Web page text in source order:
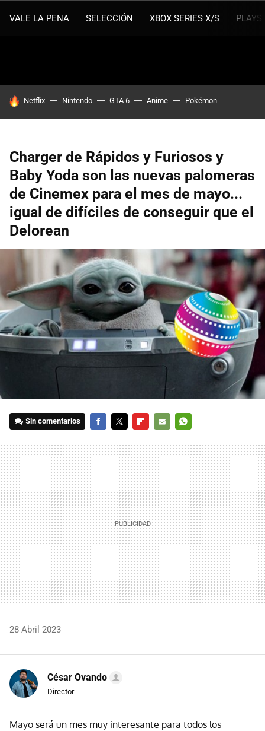
VALE LA PENA SELECCIÓN XBOX SERIES X/S
HOY SE HABLA DE
Netflix Nintendo GTA 6 Anime Pokémon
Charger de Rápidos y Furiosos y
Baby Yoda son las nuevas palomeras
de Cinemex para el mes de mayo...
igual de difíciles de conseguir que el
Delorean
Sin comentarios
MAIL
28 Abril 2023
César Ovando
Director
Mayo será un mes muy interesante para todos los